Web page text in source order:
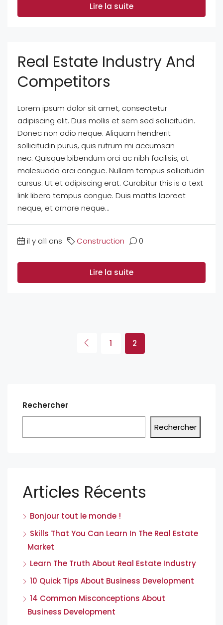
Lire la suite
Real Estate Industry And
Competitors
Lorem ipsum dolor sit amet, consectetur
adipiscing elit. Duis mollis et sem sed sollicitudin.
Donec non odio neque. Aliquam hendrerit
sollicitudin purus, quis rutrum mi accumsan
nec. Quisque bibendum orci ac nibh facilisis, at
malesuada orci congue. Nullam tempus sollicitudin
cursus. Ut et adipiscing erat. Curabitur this is a text
link libero tempus congue. Duis mattis laoreet
neque, et ornare neque...
il y a11 ans Construction 0
Lire la suite
1 2
Rechercher
Rechercher
Articles Récents
Bonjour tout le monde !
Skills That You Can Learn In The Real Estate
Market
Learn The Truth About Real Estate Industry
10 Quick Tips About Business Development
14 Common Misconceptions About
Business Development